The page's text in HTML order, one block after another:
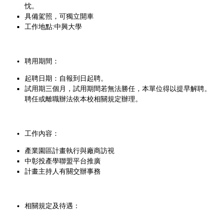
忱。
具備駕照，可獨立開車
工作地點:中興大學
聘用期間：
起聘日期：自報到日起聘。
試用期三個月，試用期間若無法勝任，本單位得以提早解聘。
聘任或離職辦法依本校相關規定辦理。
工作內容：
產業園區計畫執行與廠商訪視
中彰投產學聯盟平台推廣
計畫主持人有關交辦事務
相關規定及待遇：